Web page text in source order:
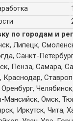
по городам и
Липецк,
Санкт-
Пенза, Самара,
Мансийск, Омск,
Иркутск, Чита,